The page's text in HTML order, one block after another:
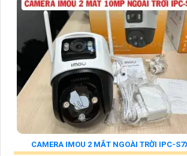
CAMERA IMOU 2 MẮT NGOÀI TRỜI IPC-